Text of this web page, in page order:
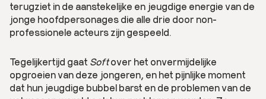
terugziet in de aanstekelijke en jeugdige energie van de
jonge hoofdpersonages die alle drie door non-
professionele acteurs zijn gespeeld.
Tegelijkertijd gaat Softover het onvermijdelijke
opgroeien van deze jongeren, en het pijnlijke moment
dat hun jeugdige bubbel barst en de problemen van de